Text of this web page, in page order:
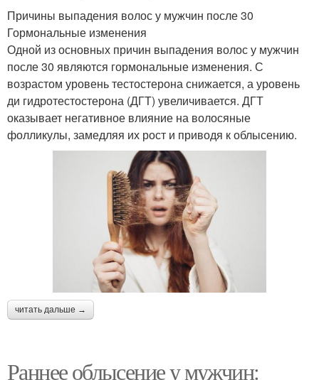
Причины выпадения волос у мужчин после 30
Гормональные изменения
Одной из основных причин выпадения волос у мужчин
после 30 являются гормональные изменения. С
возрастом уровень тестостерона снижается, а уровень
ди гидротестостерона (ДГТ) увеличивается. ДГТ
оказывает негативное влияние на волосяные
фолликулы, замедляя их рост и приводя к облысению.
читать дальше →
Раннее облысение у мужчин: